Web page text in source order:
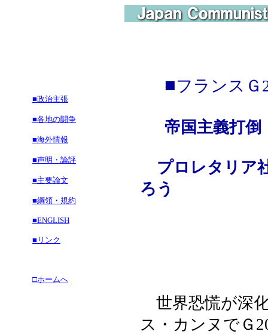
■政治主張
■各地の闘争
■海外情報
■声明・論評
■主要論文
■綱領・規約
■ENGLISH
■リンク
□ホームへ
■フランス
帝国主義打倒
プロレタリア
ろう
世界恐慌が深
ス・カンヌでＧ